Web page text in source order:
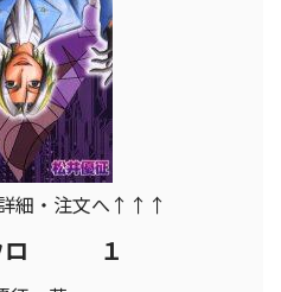
細・注文へ↑↑↑
ウロ １